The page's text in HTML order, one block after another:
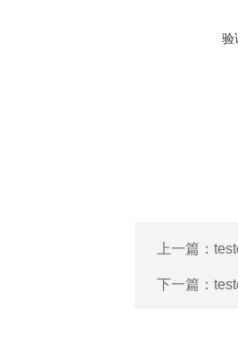
验
上一篇：
下一篇：